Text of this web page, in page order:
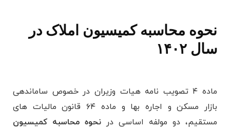
نحوه محاسبه کمیسیون املاک در
سال ۱۴۰۲
ماده ۴ تصویب ‌نامه هیات وزیران در خصوص ساماندهی
بازار مسکن و اجاره‌ بها و ماده ۶۴ قانون مالیات های
مستقیم، دو مولفه اساسی در نحوه محاسبه کمیسیون